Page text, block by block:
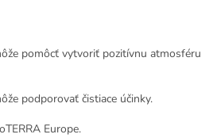
pomôcť vytvoriť pozitívnu atmosféru
podporovať čistiace účinky.
Europe.